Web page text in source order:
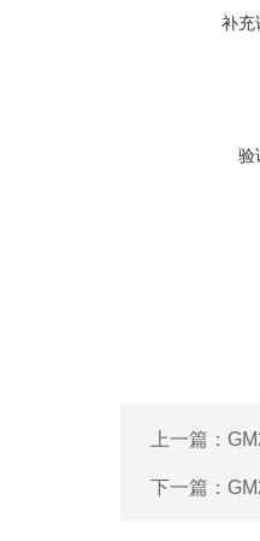
补充
验
上一篇：
下一篇：